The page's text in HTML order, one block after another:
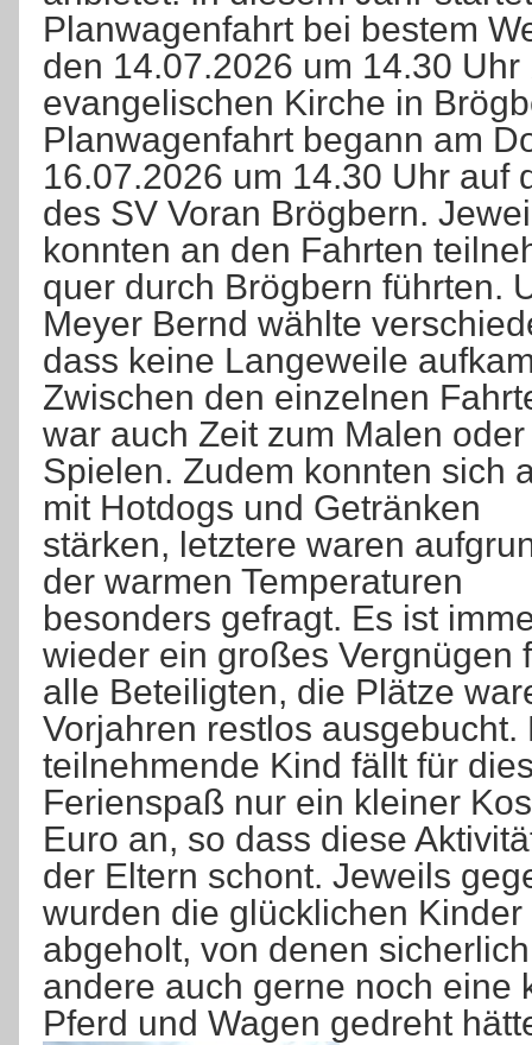
Planwagenfahrt bei bestem
den 14.07.2026 um 14.30 Uhr
evangelischen Kirche in
Planwagenfahrt begann am
16.07.2026 um 14.30 Uhr auf
des SV Voran Brögbern.
konnten an den Fahrten
quer durch Brögbern führten.
Meyer Bernd wählte
dass keine Langeweile
Zwischen den einzelnen
war auch Zeit zum Malen oder
Spielen. Zudem konnten sich
mit Hotdogs und Getränken
stärken, letztere waren
der warmen Temperaturen
besonders gefragt. Es ist
wieder ein großes Vergnügen
alle Beteiligten, die Plätze
Vorjahren restlos ausgebucht.
teilnehmende Kind fällt für
Ferienspaß nur ein kleiner
Euro an, so dass diese
der Eltern schont. Jeweils
wurden die glücklichen
abgeholt, von denen
andere auch gerne noch eine
Pferd und Wagen gedreht